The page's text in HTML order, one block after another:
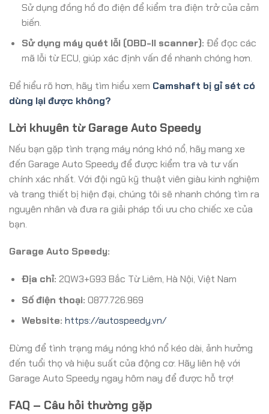
Sử dụng đồng hồ đo điện để kiểm tra điện trở của cảm
biến.
Sử dụng máy quét lỗi (OBD-II scanner): Để đọc các
mã lỗi từ ECU, giúp xác định vấn đề nhanh chóng hơn.
Để hiểu rõ hơn, hãy tìm hiểu xem Camshaft bị gỉ sét có
dùng lại được không?
Lời khuyên từ Garage Auto Speedy
Nếu bạn gặp tình trạng máy nóng khó nổ, hãy mang xe
đến Garage Auto Speedy để được kiểm tra và tư vấn
chính xác nhất. Với đội ngũ kỹ thuật viên giàu kinh nghiệm
và trang thiết bị hiện đại, chúng tôi sẽ nhanh chóng tìm ra
nguyên nhân và đưa ra giải pháp tối ưu cho chiếc xe của
bạn.
Garage Auto Speedy:
Địa chỉ: 2QW3+G93 Bắc Từ Liêm, Hà Nội, Việt Nam
Số điện thoại: 0877.726.969
Website: https://autospeedy.vn/
Đừng để tình trạng máy nóng khó nổ kéo dài, ảnh hưởng
đến tuổi thọ và hiệu suất của động cơ. Hãy liên hệ với
Garage Auto Speedy ngay hôm nay để được hỗ trợ!
FAQ – Câu hỏi thường gặp